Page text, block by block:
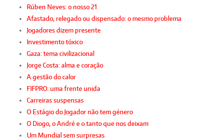
Rúben Neves: o nosso 21
Afastado, relegado ou dispensado: o mesmo problema
Jogadores dizem presente
Investimento tóxico
Gaza: tema civilizacional
Jorge Costa: alma e coração
A gestão do calor
FIFPRO: uma frente unida
Carreiras suspensas
O Estágio do Jogador não tem género
O Diogo, o André e o tanto que nos deixam
Um Mundial sem surpresas